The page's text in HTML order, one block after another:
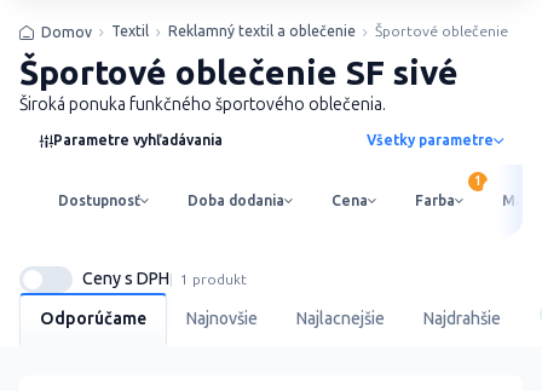
Domov Textil Reklamný textil a oblečenie Športové oblečenie
Športové oblečenie SF sivé
Široká ponuka funkčného športového oblečenia.
Parametre vyhľadávania Všetky parametre
Dostupnosť Doba dodania Cena Farba
Odporúčame Najnovšie Najlacnejšie Najdrahšie
Ceny s DPH 1 produkt